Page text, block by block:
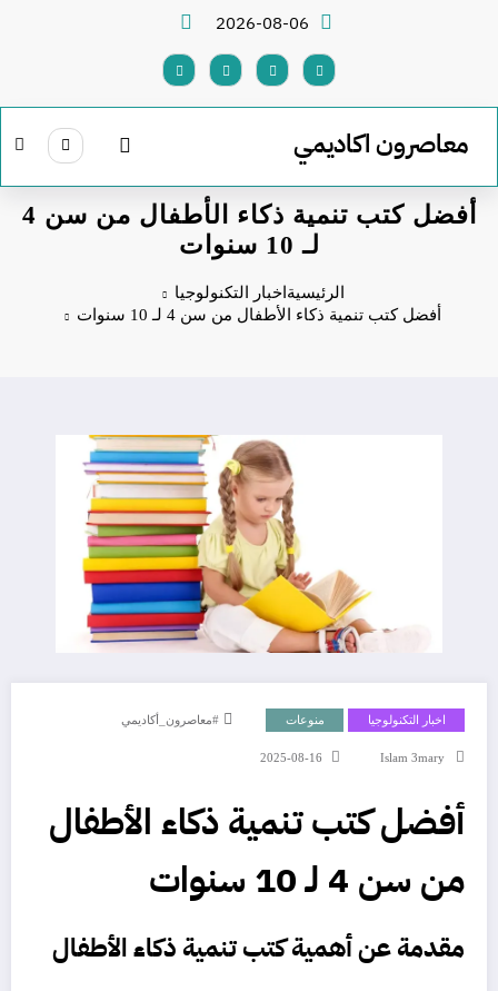
2026-08-06
معاصرون اكاديمي
أفضل كتب تنمية ذكاء الأطفال من سن 4
لـ 10 سنوات
الرئيسية اخبار التكنولوجيا
أفضل كتب تنمية ذكاء الأطفال من سن 4 لـ 10 سنوات
اخبار التكنولوجيا منوعات #معاصرون_أكاديمي
Islam 3mary
2025-08-16
أفضل كتب تنمية ذكاء الأطفال
من سن 4 لـ 10 سنوات
مقدمة عن أهميةكتب تنمية ذكاء الأطفال